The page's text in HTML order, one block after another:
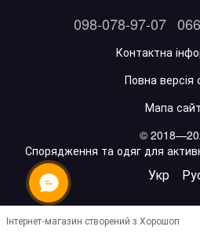
098-078-97-07
Контактна
Повна версія
Мапа
©
Спорядження та одяг для
Укр
Інтернет-магазин створений з Хорошоп
ОНЛАЙН ЧАТ